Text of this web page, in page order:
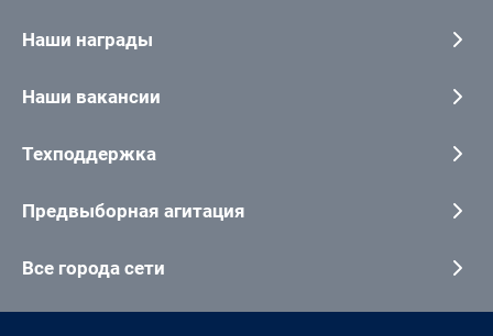
Наши награды
Наши вакансии
Техподдержка
Предвыборная агитация
Все города сети